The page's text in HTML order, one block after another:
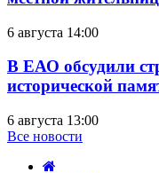
6 августа 14:00
В ЕАО обсудили
исторической
6 августа 13:00
Все новости